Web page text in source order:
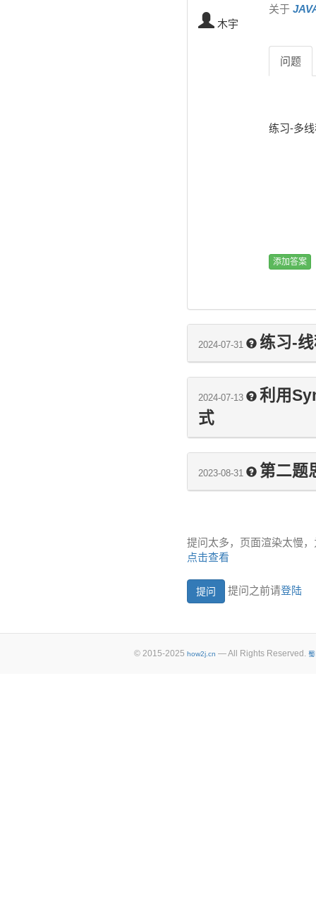
木宇
关于
问题
练习-多
2024-07-31 练习-
2024-07-13
利用
式
2023-08-31 第二题
提问太多，页面渲染太慢
点击查看
提问之前请登陆
© 2015-2025 how2j.cn — All Rights Reserved.